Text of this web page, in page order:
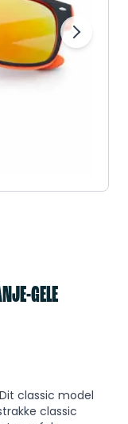
GELE
classic model
classic